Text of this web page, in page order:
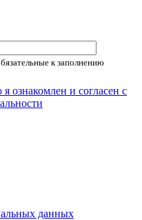
к заполнению
ознакомлен и согласен с
данных